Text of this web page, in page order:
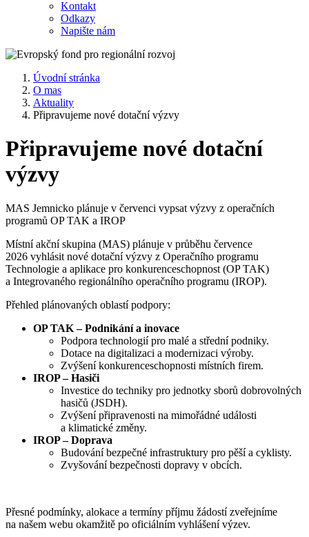
Kontakt
Odkazy
Napište nám
Úvodní stránka
O mas
Aktuality
Připravujeme nové dotační výzvy
Připravujeme nové dotační
výzvy
MAS Jemnicko plánuje v červenci vypsat výzvy z operačních
programů OP TAK a IROP
Místní akční skupina (MAS) plánuje v průběhu července
2026 vyhlásit nové dotační výzvy z Operačního programu
Technologie a aplikace pro konkurenceschopnost (OP TAK)
a Integrovaného regionálního operačního programu (IROP).
Přehled plánovaných oblastí podpory:
OP TAK – Podnikání a inovace
Podpora technologií pro malé a střední podniky.
Dotace na digitalizaci a modernizaci výroby.
Zvýšení konkurenceschopnosti místních firem.
IROP – Hasiči
Investice do techniky pro jednotky sborů dobrovolných
hasičů (JSDH).
Zvýšení připravenosti na mimořádné události
a klimatické změny.
IROP – Doprava
Budování bezpečné infrastruktury pro pěší a cyklisty.
Zvyšování bezpečnosti dopravy v obcích.
Přesné podmínky, alokace a termíny příjmu žádostí zveřejníme
na našem webu okamžitě po oficiálním vyhlášení výzev.